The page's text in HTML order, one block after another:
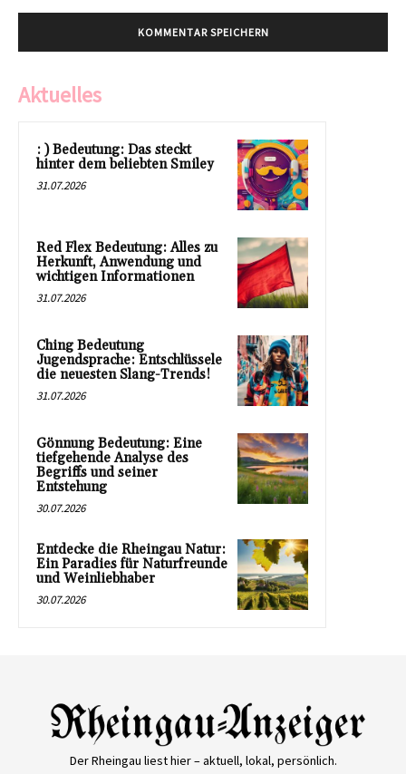
Aktuelles
: ) Bedeutung: Das steckt
hinter dem beliebten Smiley
31.07.2026
Red Flex Bedeutung: Alles zu
Herkunft, Anwendung und
wichtigen Informationen
31.07.2026
Ching Bedeutung
Jugendsprache: Entschlüssele
die neuesten Slang-Trends!
31.07.2026
Gönnung Bedeutung: Eine
tiefgehende Analyse des
Begriffs und seiner
Entstehung
30.07.2026
Entdecke die Rheingau Natur:
Ein Paradies für Naturfreunde
und Weinliebhaber
30.07.2026
Der Rheingau liest hier – aktuell, lokal, persönlich.